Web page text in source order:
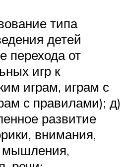
типа
детей
перехода от
игр к
играм, играм с
с правилами); д)
развитие
внимания,
мышления,